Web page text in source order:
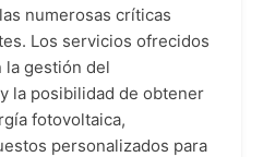
numerosas críticas
Los servicios ofrecidos
la gestión del
la posibilidad de obtener
fotovoltaica,
personalizados para